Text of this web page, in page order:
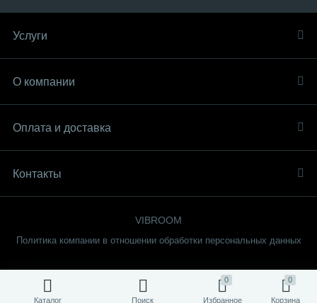
Каталог Поиск
0
Избранное
0
Корзина
Услуги
О компании
Оплата и доставка
Контакты
VIBROOM
Политика компании в отношении обработки персональных данных